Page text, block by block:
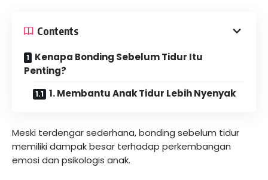
Contents
Kenapa Bonding Sebelum Tidur Itu
Penting?
1. Membantu Anak Tidur Lebih Nyenyak
Meski terdengar sederhana, bonding sebelum tidur
memiliki dampak besar terhadap perkembangan
emosi dan psikologis anak.